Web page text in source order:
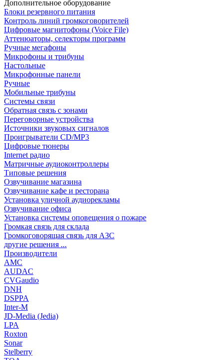
Дополнительное оборудование
Блоки резервного питания
Контроль линий громкоговорителей
Цифровые магнитофоны (Voice File)
Аттенюаторы, селекторы программ
Ручные мегафоны
Микрофоны и трибуны
Настольные
Микрофонные панели
Ручные
Мобильные трибуны
Системы связи
Обратная связь с зонами
Переговорные устройства
Источники звуковых сигналов
Проигрыватели CD/MP3
Цифровые тюнеры
Internet радио
Матричные аудиоконтроллеры
Типовые решения
Озвучивание магазина
Озвучивание кафе и ресторана
Установка уличной аудиорекламы
Озвучивание офиса
Установка системы оповещения о пожаре
Громкая связь для склада
Громкоговорящая связь для АЗС
другие решения ...
Производители
AMC
AUDAC
CVGaudio
DNH
DSPPA
Inter-M
JD-Media (Jedia)
LPA
Roxton
Sonar
Stelberry